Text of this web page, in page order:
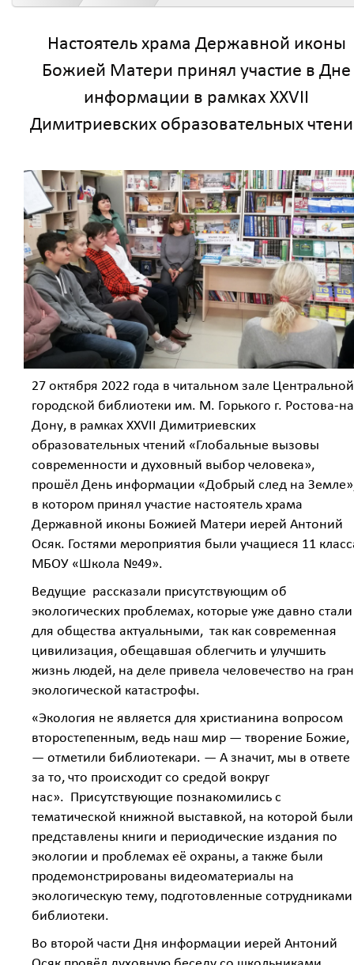
Настоятель храма Державной иконы
Божией Матери принял участие в Дне
информации в рамках XXVII
Димитриевских образовательных
27 октября 2022 года в читальном зале Центральной
городской библиотеки им. М. Горького г. Ростова-
Дону, в рамках XXVII Димитриевских
образовательных чтений «Глобальные вызовы
современности и духовный выбор человека»,
прошёл День информации «Добрый след на
в котором принял участие настоятель храма
Державной иконы Божией Матери иерей Антоний
Осяк. Гостями мероприятия были учащиеся 11
МБОУ «Школа №49».
Ведущие рассказали присутствующим об
экологических проблемах, которые уже давно стали
для общества актуальными, так как современная
цивилизация, обещавшая облегчить и улучшить
жизнь людей, на деле привела человечество на
экологической катастрофы.
«Экология не является для христианина вопросом
второстепенным, ведь наш мир — творение Божие,
— отметили библиотекари. — А значит, мы в ответе
за то, что происходит со средой вокруг
нас». Присутствующие познакомились с
тематической книжной выставкой, на которой были
представлены книги и периодические издания по
экологии и проблемах её охраны, а также были
продемонстрированы видеоматериалы на
экологическую тему, подготовленные сотрудниками
библиотеки.
Во второй части Дня информации иерей Антоний